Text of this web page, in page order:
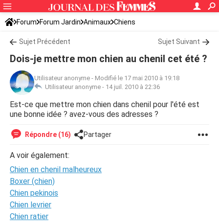
Forum Forum Jardin Animaux Chiens
Sujet Précédent Sujet Suivant
Dois-je mettre mon chien au chenil cet été ?
Utilisateur anonyme - Modifié le 17 mai 2010 à 19:18
Utilisateur anonyme - 14 juil. 2010 à 22:36
Est-ce que mettre mon chien dans chenil pour l'été est
une bonne idée ? avez-vous des adresses ?
Répondre (16) Partager
A voir également:
Chien en chenil malheureux
Boxer (chien)
Chien pekinois
Chien levrier
Chien ratier